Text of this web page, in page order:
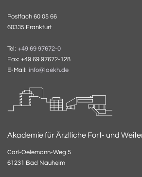
Postfach 60 05 66
60335 Frankfurt
Tel: +49 69 97672-0
Fax: +49 69 97672-128
E-Mail: info@laekh.de
Akademie für Ärztliche Fort- und
Carl-Oelemann-Weg 5
61231 Bad Nauheim